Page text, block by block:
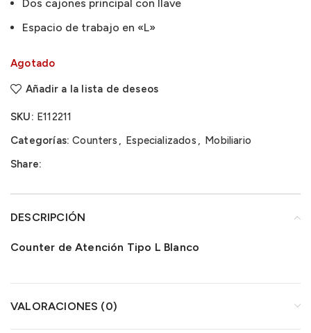
Dos cajones principal con llave
Espacio de trabajo en «L»
Agotado
Añadir a la lista de deseos
SKU: E112211
Categorías: Counters , Especializados , Mobiliario
Share:
DESCRIPCIÓN
Counter de Atención Tipo L Blanco
VALORACIONES (0)